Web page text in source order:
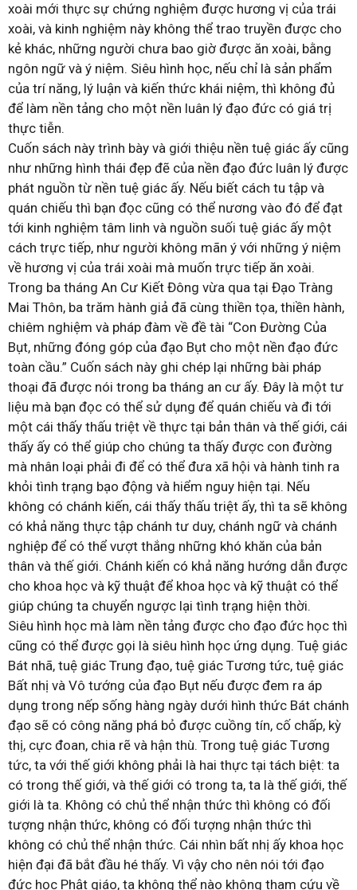
xoài mới thực sự chứng nghiệm được hương vị của trái
xoài, và kinh nghiệm này không thể trao truyền được cho
kẻ khác, những người chưa bao giờ được ăn xoài, bằng
ngôn ngữ và ý niệm. Siêu hình học, nếu chỉ là sản phẩm
của trí năng, lý luận và kiến thức khái niệm, thì không đủ
để làm nền tảng cho một nền luân lý đạo đức có giá trị
thực tiễn.
Cuốn sách này trình bày và giới thiệu nền tuệ giác ấy cũng
như những hình thái đẹp đẽ của nền đạo đức luân lý được
phát nguồn từ nền tuệ giác ấy. Nếu biết cách tu tập và
quán chiếu thì bạn đọc cũng có thể nương vào đó để đạt
tới kinh nghiệm tâm linh và nguồn suối tuệ giác ấy một
cách trực tiếp, như người không mãn ý với những ý niệm
về hương vị của trái xoài mà muốn trực tiếp ăn xoài.
Trong ba tháng An Cư Kiết Đông vừa qua tại Đạo Tràng
Mai Thôn, ba trăm hành giả đã cùng thiền tọa, thiền hành,
chiêm nghiệm và pháp đàm về đề tài “Con Đường Của
Bụt, những đóng góp của đạo Bụt cho một nền đạo đức
toàn cầu.” Cuốn sách này ghi chép lại những bài pháp
thoại đã được nói trong ba tháng an cư ấy. Đây là một tư
liệu mà bạn đọc có thể sử dụng để quán chiếu và đi tới
một cái thấy thấu triệt về thực tại bản thân và thế giới, cái
thấy ấy có thể giúp cho chúng ta thấy được con đường
mà nhân loại phải đi để có thể đưa xã hội và hành tinh ra
khỏi tình trạng bạo động và hiểm nguy hiện tại. Nếu
không có chánh kiến, cái thấy thấu triệt ấy, thì ta sẽ không
có khả năng thực tập chánh tư duy, chánh ngữ và chánh
nghiệp để có thể vượt thắng những khó khăn của bản
thân và thế giới. Chánh kiến có khả năng hướng dẫn được
cho khoa học và kỹ thuật để khoa học và kỹ thuật có thể
giúp chúng ta chuyển ngược lại tình trạng hiện thời.
Siêu hình học mà làm nền tảng được cho đạo đức học thì
cũng có thể được gọi là siêu hình học ứng dụng. Tuệ giác
Bát nhã, tuệ giác Trung đạo, tuệ giác Tương tức, tuệ giác
Bất nhị và Vô tướng của đạo Bụt nếu được đem ra áp
dụng trong nếp sống hàng ngày dưới hình thức Bát chánh
đạo sẽ có công năng phá bỏ được cuồng tín, cố chấp, kỳ
thị, cực đoan, chia rẽ và hận thù. Trong tuệ giác Tương
tức, ta với thế giới không phải là hai thực tại tách biệt: ta
có trong thế giới, và thế giới có trong ta, ta là thế giới, thế
giới là ta. Không có chủ thể nhận thức thì không có đối
tượng nhận thức, không có đối tượng nhận thức thì
không có chủ thể nhận thức. Cái nhìn bất nhị ấy khoa học
hiện đại đã bắt đầu hé thấy. Vì vậy cho nên nói tới đạo
đức học Phật giáo, ta không thể nào không tham cứu về